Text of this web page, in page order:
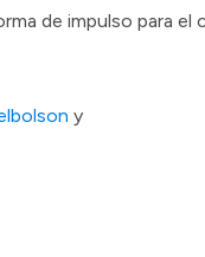
de impulso para el
y